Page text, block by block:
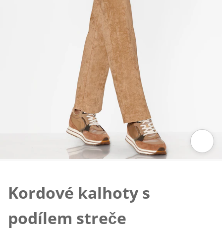
Kordové kalhoty s
podílem streče